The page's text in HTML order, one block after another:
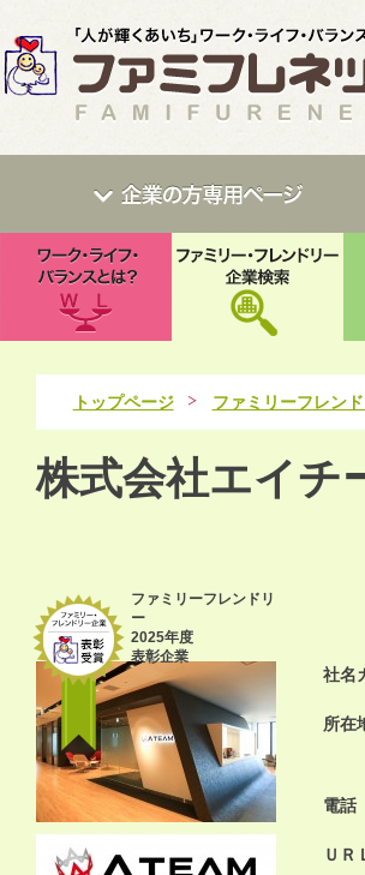
トップページ ファミリーフレン
株式会社エイチ
ファミリーフレンドリ
ー
2025年度
表彰企業
社名
所在
電話
ＵＲ